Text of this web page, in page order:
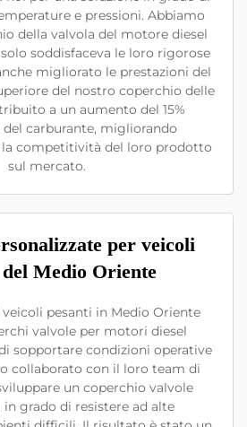
e pressioni. Abbiamo
della valvola del motore diesel
soddisfaceva le loro rigorose
migliorato le prestazioni del
del nostro coperchio delle
a un aumento del 15%
carburante, migliorando
competitività del loro prodotto
sul mercato.
per veicoli
Medio Oriente
pesanti in Medio Oriente
valvole per motori diesel
sopportare condizioni operative
collaborato con il loro team di
un coperchio valvole
in grado di resistere ad alte